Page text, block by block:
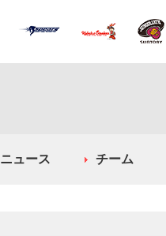
ニュース チーム